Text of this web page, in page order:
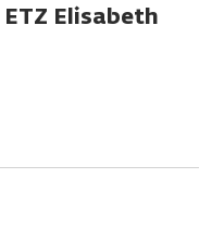
Elisabeth